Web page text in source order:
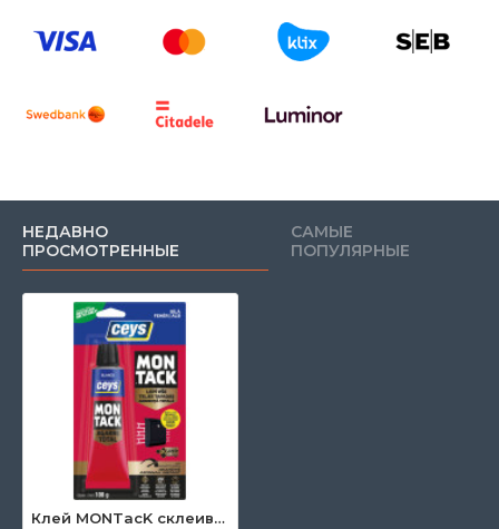
НЕДАВНО
ПРОСМОТРЕННЫЕ
САМЫЕ
ПОПУЛЯРНЫЕ
Клей MONTасK склеивает моментально, 100 г